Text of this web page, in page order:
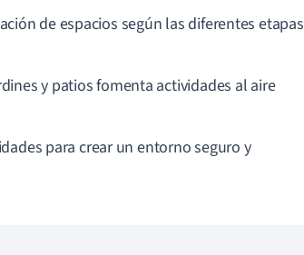
de espacios según las diferentes etapas
y patios fomenta actividades al aire
para crear un entorno seguro y